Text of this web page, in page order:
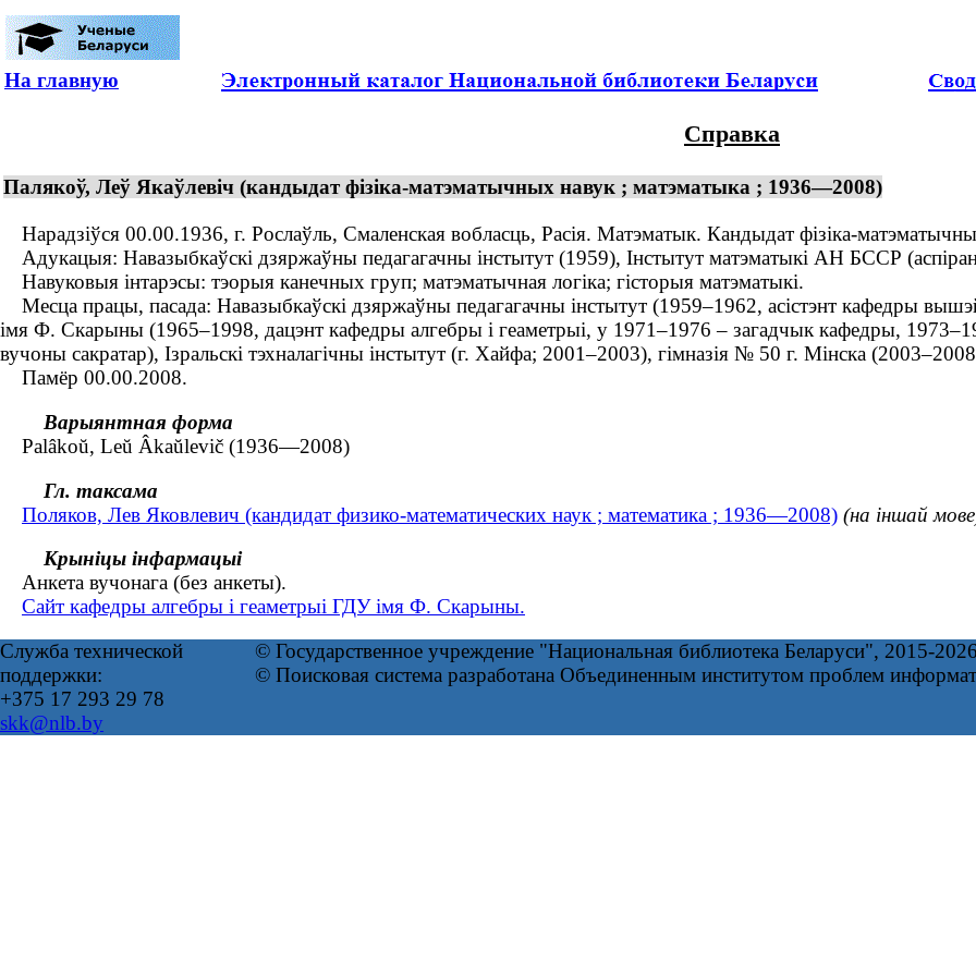
На главную
Справка
Палякоў, Леў Якаўлевіч (кандыдат фізіка-матэматычных навук ; матэматыка ; 1936—2008)
Нарадзіўся 00.00.1936, г. Рослаўль, Смаленская вобласць, Расія. Матэматык. Кандыдат фізіка-
Адукацыя: Навазыбкаўскі дзяржаўны педагагачны інстытут (1959), Інстытут матэматыкі АН БССР
Навуковыя інтарэсы: тэорыя канечных груп; матэматычная логіка; гісторыя матэматыкі.
Месца працы, пасада: Навазыбкаўскі дзяржаўны педагагачны інстытут (1959–1962, асістэнт кафедры
імя Ф. Скарыны (1965–1998, дацэнт кафедры алгебры і геаметрыі, у 1971–1976 – загадчык кафедры,
вучоны сакратар), Ізральскі тэхналагічны інстытут (г. Хайфа; 2001–2003), гімназія № 50 г. Мінска
Памёр 00.00.2008.
Варыянтная форма
Palâkoŭ, Leŭ Âkaŭlevič (1936—2008)
Гл. таксама
Поляков, Лев Яковлевич (кандидат физико-математических наук ; математика ; 1936—2008) (на іншай
Крыніцы інфармацыі
Анкета вучонага (без анкеты).
Сайт кафедры алгебры і геаметрыі ГДУ імя Ф. Скарыны.
Служба технической
поддержки:
+375 17 293 29 78
skk@nlb.by
© Государственное учреждение "Национальная библиотека Беларуси", 2015-2026
© Поисковая система разработана Объединенным институтом проблем